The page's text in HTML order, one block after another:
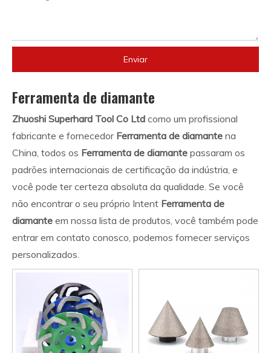
Enviar
Ferramenta de diamante
Zhuoshi Superhard Tool Co Ltd como um profissional
fabricante e fornecedor Ferramenta de diamante na
China, todos os Ferramenta de diamante passaram os
padrões internacionais de certificação da indústria, e
você pode ter certeza absoluta da qualidade. Se você
não encontrar o seu próprio Intent Ferramenta de
diamante em nossa lista de produtos, você também pode
entrar em contato conosco, podemos fornecer serviços
personalizados.